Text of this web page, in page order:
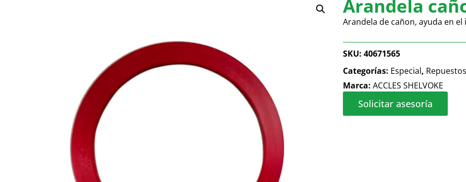
Arandela
Arandela de cañon, ayuda en
SKU: 40671565
Categorías: Especial, Repuestos
Marca: ACCLES SHELVOKE
Solicitar asesoría